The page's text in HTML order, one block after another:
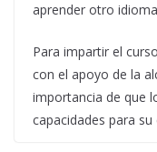
aprender otro
Para impartir el
con el apoyo de la
importancia de que
capacidades para su